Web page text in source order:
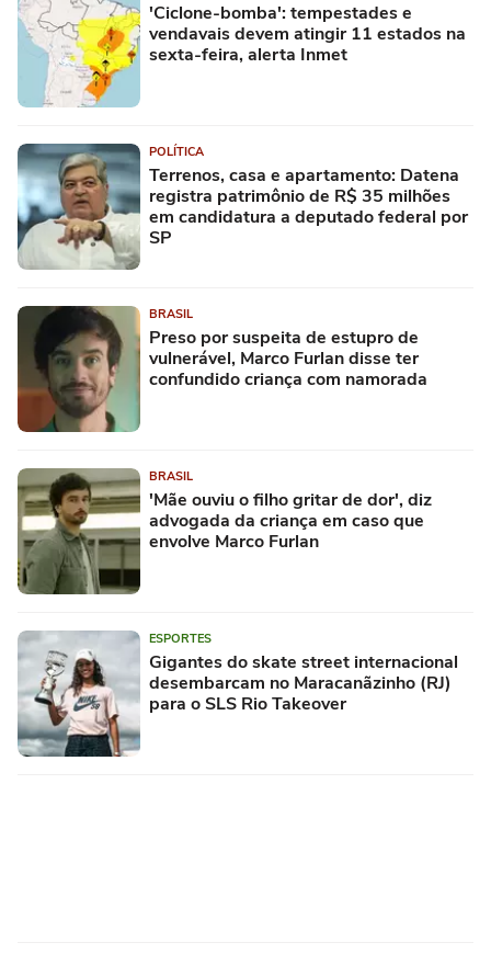
'Ciclone-bomba': tempestades e
vendavais devem atingir 11 estados na
sexta-feira, alerta Inmet
POLÍTICA
Terrenos, casa e apartamento: Datena
registra patrimônio de R$ 35 milhões
em candidatura a deputado federal por
SP
BRASIL
Preso por suspeita de estupro de
vulnerável, Marco Furlan disse ter
confundido criança com namorada
BRASIL
'Mãe ouviu o filho gritar de dor', diz
advogada da criança em caso que
envolve Marco Furlan
ESPORTES
Gigantes do skate street internacional
desembarcam no Maracanãzinho (RJ)
para o SLS Rio Takeover